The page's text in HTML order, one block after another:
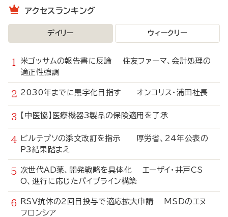
アクセスランキング
デイリー ウィークリー
米ゴッサムの報告書に反論 住友ファーマ、会計処理の
適正性強調
2030年までに黒字化目指す オンコリス・浦田社長
【中医協】医療機器3製品の保険適用を了承
ビルテプソの添文改訂を指示 厚労省、24年公表の
P3結果踏まえ
次世代AD薬、開発戦略を具体化 エーザイ・井戸CS
O、進行に応じたパイプライン構築
RSV抗体の2回目投与で適応拡大申請 MSDのエヌ
フロンシア